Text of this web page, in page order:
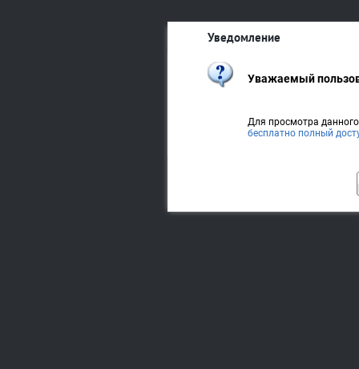
Уведомление
Уважаемый
Для просмотра
бесплатно полный